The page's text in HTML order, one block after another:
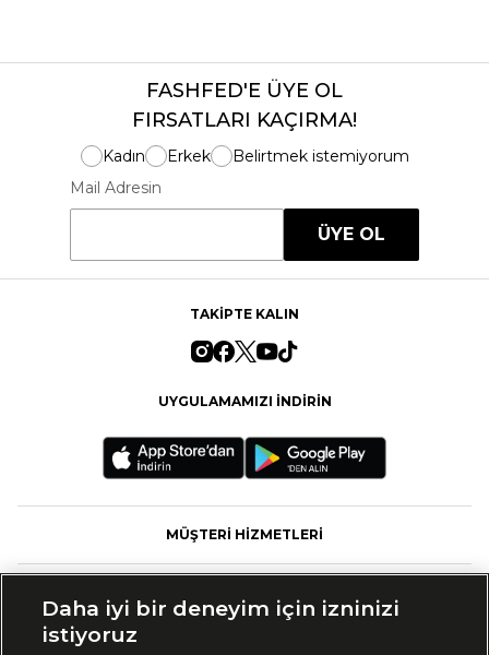
FASHFED'E ÜYE OL
FIRSATLARI KAÇIRMA!
Kadın Erkek
Belirtmek istemiyorum
Mail Adresin
ÜYE OL
TAKİPTE KALIN
UYGULAMAMIZI İNDİRİN
MÜŞTERİ HİZMETLERİ
Daha iyi bir deneyim için izninizi
istiyoruz